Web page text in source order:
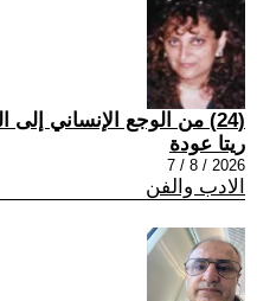
(24) من الوجع الإنساني إلى الجمال المقاوم
ريتا عودة
2026 / 8 / 7
الادب والفن